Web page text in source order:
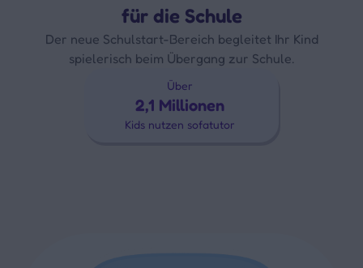
für die Schule
Der neue Schulstart-Bereich begleitet Ihr Kind
spielerisch beim Übergang zur Schule.
Über
2,1 Millionen
Kids nutzen sofatutor